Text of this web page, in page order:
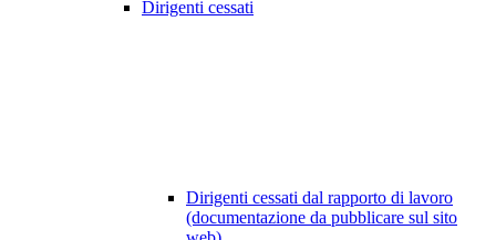
Dirigenti cessati
Dirigenti cessati dal rapporto di lavoro
(documentazione da pubblicare sul sito